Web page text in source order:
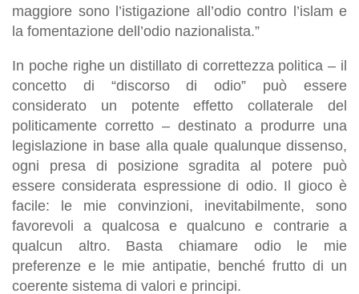
maggiore sono l’istigazione all’odio contro l’islam e
la fomentazione dell’odio nazionalista.”
In poche righe un distillato di correttezza politica – il
concetto di “discorso di odio” può essere
considerato un potente effetto collaterale del
politicamente corretto – destinato a produrre una
legislazione in base alla quale qualunque dissenso,
ogni presa di posizione sgradita al potere può
essere considerata espressione di odio. Il gioco è
facile: le mie convinzioni, inevitabilmente, sono
favorevoli a qualcosa e qualcuno e contrarie a
qualcun altro. Basta chiamare odio le mie
preferenze e le mie antipatie, benché frutto di un
coerente sistema di valori e principi.